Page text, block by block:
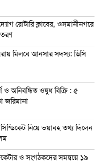
রোটারি ক্লাবের, ওসমানীনগরে
মিলবে আনসার সদস্য: ডিসি
ও অনিবন্ধিত ওষুধ বিক্রি : ৫
জরিমানা
নিয়ে ভয়াবহ তথ্য দিলেন
ও সংগঠকদের সমন্বয়ে ১৯